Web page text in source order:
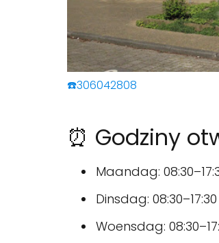
☎️306042808
⏰ Godziny
Maandag:
Dinsdag: 08:30–17:30
Woensdag: